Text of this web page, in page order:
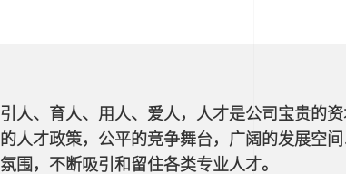
引人、育人、用人、爱人，人才是公司宝贵的
的人才政策，公平的竞争舞台，广阔的发展空
氛围，不断吸引和留住各类专业人才。